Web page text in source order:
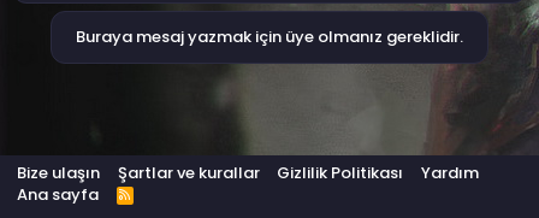
Buraya mesaj yazmak için üye olmanız gereklidir.
Bize ulaşın Şartlar ve kurallar Gizlilik Politikası
Yardım
Ana sayfa
R
S